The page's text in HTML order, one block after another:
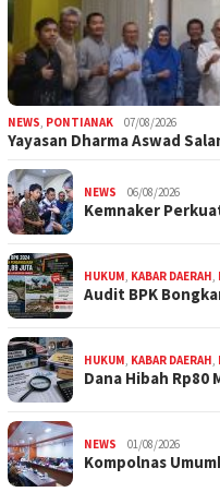
NEWS, PONTIANAK 07/08/2026
Yayasan Dharma Aswad
NEWS 06/08/2026
Kemnaker
HUKUM, KABAR DAERAH,
Audit BPK
HUKUM, KABAR DAERAH,
Dana Hibah Rp80
NEWS 01/08/2026
Kompolnas